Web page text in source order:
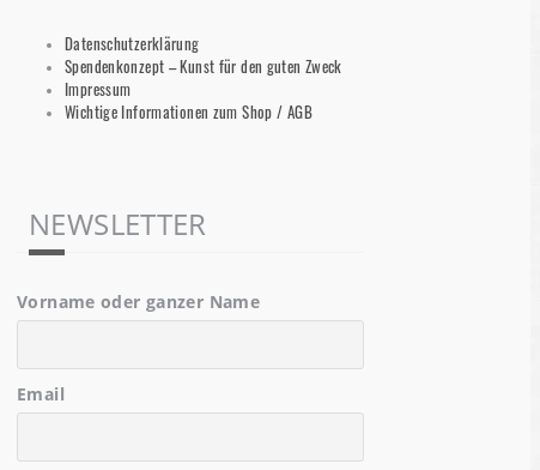
Datenschutzerklärung
Spendenkonzept – Kunst für den guten Zweck
Impressum
Wichtige Informationen zum Shop / AGB
NEWSLETTER
Vorname oder ganzer Name
Email